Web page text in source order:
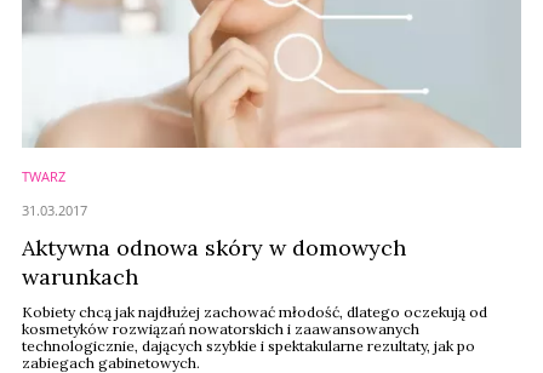
TWARZ
Aktywna odnowa skóry w domowych
warunkach
Kobiety chcą jak najdłużej zachować młodość, dlatego oczekują od
kosmetyków rozwiązań nowatorskich i zaawansowanych
technologicznie, dających szybkie i spektakularne rezultaty, jak po
zabiegach gabinetowych.
31.03.2017